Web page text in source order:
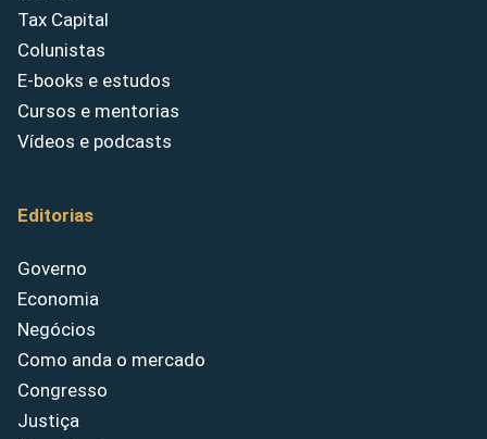
Tax Capital
Colunistas
E-books e estudos
Cursos e mentorias
Vídeos e podcasts
Editorias
Governo
Economia
Negócios
Como anda o mercado
Congresso
Justiça